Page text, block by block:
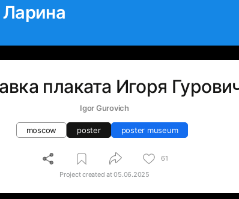
Ларина
плаката Игоря
Igor Gurovich
moscow poster poster museum
61
Project created at05.06.2025